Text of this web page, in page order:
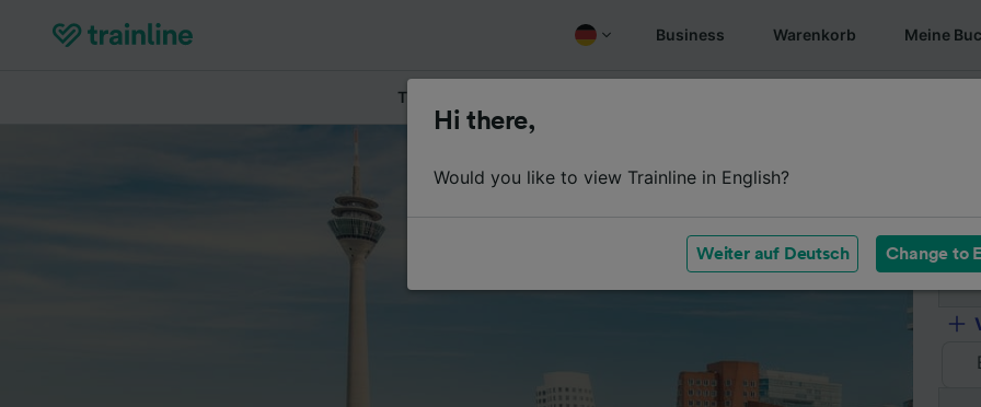
Business Warenkorb Meine
Tickets kaufen
Hi there,
Would you like to view Trainline in English?
Weiter auf Deutsch Change to